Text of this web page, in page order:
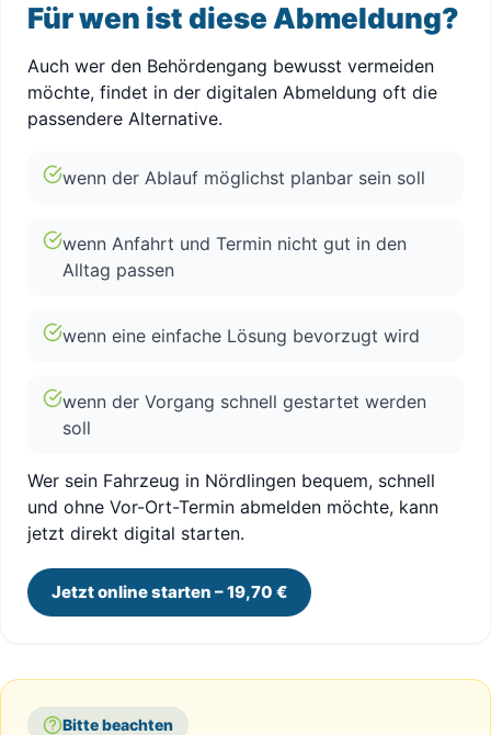
Für wen ist diese Abmeldung?
Auch wer den Behördengang bewusst vermeiden
möchte, findet in der digitalen Abmeldung oft die
passendere Alternative.
wenn der Ablauf möglichst planbar sein soll
wenn Anfahrt und Termin nicht gut in den
Alltag passen
wenn eine einfache Lösung bevorzugt wird
wenn der Vorgang schnell gestartet werden
soll
Wer sein Fahrzeug in Nördlingen bequem, schnell
und ohne Vor-Ort-Termin abmelden möchte, kann
jetzt direkt digital starten.
Jetzt online starten – 19,70 €
Bitte beachten